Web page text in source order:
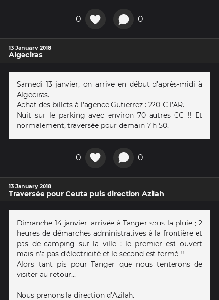
0 0
13 January 2018
Algeciras
Samedi 13 janvier, on arrive en début d’après-midi à
Algeciras.
Achat des billets à l’agence Gutierrez : 220 € l’AR.
Nuit sur le parking avec environ 70 autres CC !! Et
normalement, traversée pour demain 7 h 50.
0 0
13 January 2018
Traversée pour Ceuta puis direction Azilah
Dimanche 14 janvier, arrivée à Tanger sous la pluie ; 2
heures de démarches administratives à la frontière et
pas de camping sur la ville ; le premier est ouvert
mais n’a pas d’électricité et le second est fermé !!
Alors tant pis pour Tanger que nous tenterons de
visiter au retour...
Nous prenons la direction d’Azilah.